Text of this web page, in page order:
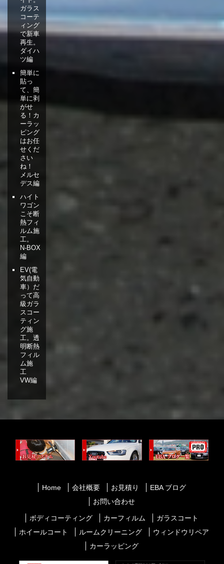
ガラス
コーテ
ィング
で新車
再生。
ダイハ
ツ編
簡単に
貼っ
て、簡
単に剥
がせ
る！カ
ーラッ
ピング
はお任
せくだ
さい
ね！
メルセ
デス編
ハイト
ワゴン
こそ断
熱フィ
ルム施
工。
N-BOX
編
EV(電
気自動
車）だ
って高
級ガラ
スコー
ティン
グ施
工。透
明断熱
フィル
ム施
工
VW編
Home 会社概要 お見積り
EBA ブログ
お問い合わせ
ボディコーティング カーフィルム
ガラスコート
ホイールコート
ルームクリーニング
ウィンドウリペア
カーラッピング